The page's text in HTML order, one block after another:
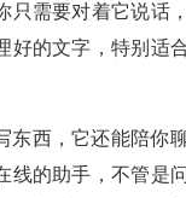
只需要对着它说话
好的文字，特别适
东西，它还能陪你
线的助手，不管是